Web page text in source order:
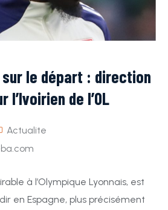
sur le départ : direction
l’Ivoirien de l’OL
Actualite
à l’Olympique Lyonnais, est
en Espagne, plus précisément